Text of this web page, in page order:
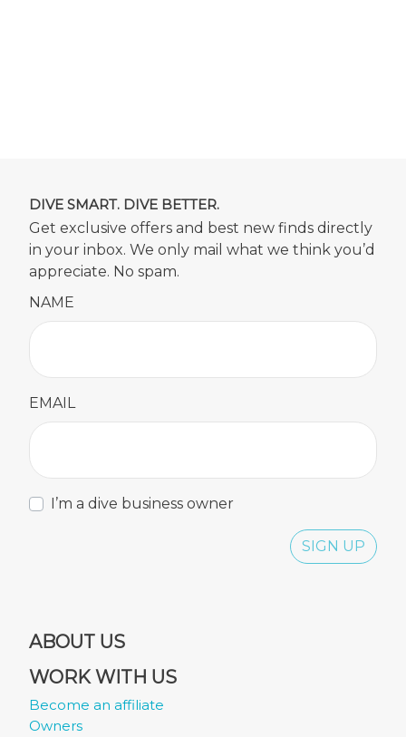
DIVE SMART. DIVE BETTER.
Get exclusive offers and best new finds directly
in your inbox. We only mail what we think you’d
appreciate. No spam.
NAME
EMAIL
I’m a dive business owner
SIGN UP
ABOUT US
WORK WITH US
Become an affiliate
Owners